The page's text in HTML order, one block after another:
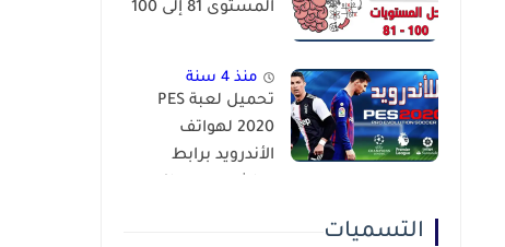
المستوى 81 إلى 100
منذ 4 سنة
تحميل لعبة PES
2020 لهواتف
الأندرويد برابط
التسميات